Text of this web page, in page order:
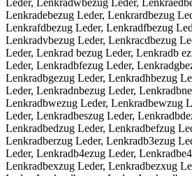
Leder, Lenkradwbezug Leder,
Lenkradebezug Leder, Lenkrardbezug
Lenkrafdbezug Leder, Lenkradfbezug
Lenkradvbezug Leder, Lenkracdbezug
Leder, Lenkrad bezug Leder, Lenkradb
Leder, Lenkradbfezug Leder,
Lenkradbgezug Leder, Lenkradhbezug
Leder, Lenkradnbezug Leder,
Lenkradbwezug Leder, Lenkradbewzug
Leder, Lenkradbeszug Leder,
Lenkradbedzug Leder, Lenkradbefzug
Lenkradberzug Leder, Lenkradb3ezug
Leder, Lenkradb4ezug Leder,
Lenkradbexzug Leder, Lenkradbezxug